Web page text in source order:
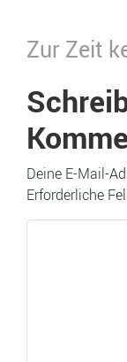
Zur Zeit
Deine E-Mail-
Erforderliche